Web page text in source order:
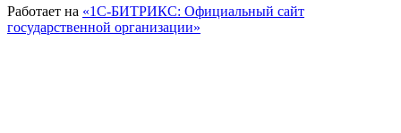
Работает на «1С-БИТРИКС: Официальный сайт
государственной организации»